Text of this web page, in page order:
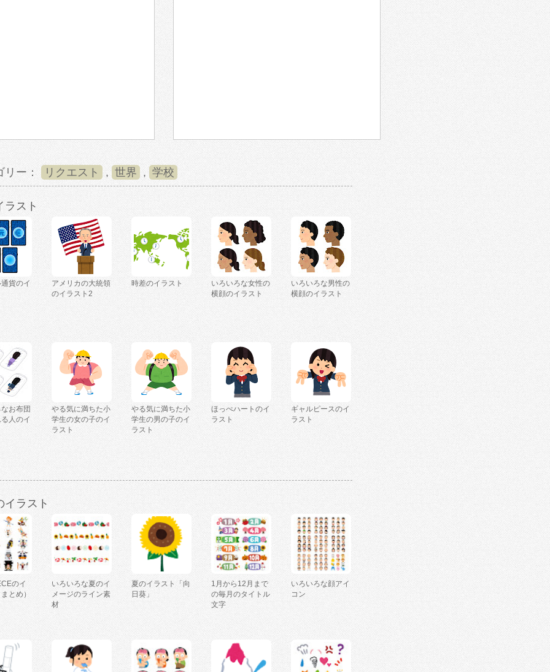
リー： リクエスト , 世界 , 学校
ラスト
貨のイ
アメリカの大統領
のイラスト2
時差のイラスト
いろいろな女性の
横顔のイラスト
いろいろな男性の
横顔のイラスト
お布団
人のイ
やる気に満ちた小
学生の女の子のイ
ラスト
やる気に満ちた小
学生の男の子のイ
ラスト
ほっぺハートのイ
ラスト
ギャルピースのイ
ラスト
イラスト
のイ
とめ）
いろいろな夏のイ
メージのライン素
材
夏のイラスト「向
日葵」
1月から12月まで
の毎月のタイトル
文字
いろいろな顔アイ
コン